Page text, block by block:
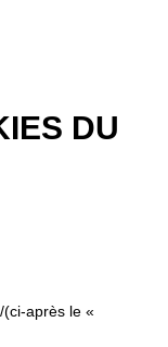
DU
après le «